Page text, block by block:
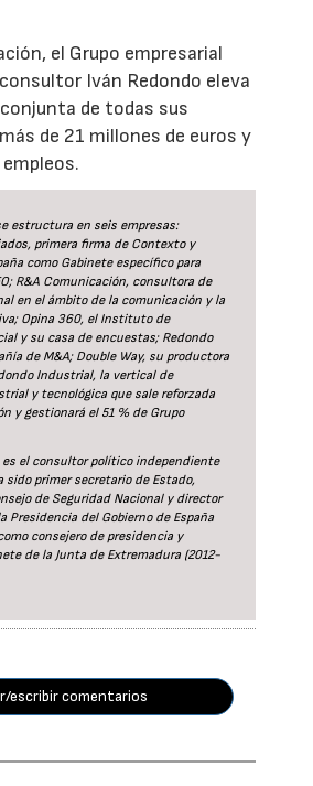
el Grupo empresarial
Iván Redondo eleva
de todas sus
de 21 millones de euros y
estructura en seis empresas:
primera firma de Contexto y
como Gabinete específico para
R&A Comunicación, consultora de
en el ámbito de la comunicación y la
Opina 360, el Instituto de
y su casa de encuestas; Redondo
de M&A; Double Way, su productora
Industrial, la vertical de
y tecnológica que sale reforzada
y gestionará el 51 % de Grupo
es el consultor político independiente
sido primer secretario de Estado,
de Seguridad Nacional y director
Presidencia del Gobierno de España
consejero de presidencia y
de la Junta de Extremadura (2012-
escribir comentarios